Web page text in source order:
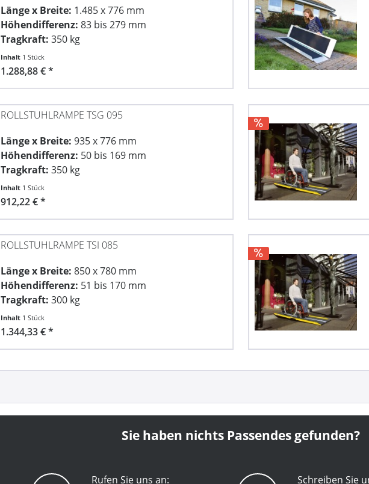
Länge x Breite: 1.485 x 776 mm
Höhendifferenz: 83 bis 279 mm
Tragkraft: 350 kg
Inhalt 1 Stück
1.288,88 € *
ROLLSTUHLRAMPE TSG 095
Länge x Breite: 935 x 776 mm
Höhendifferenz: 50 bis 169 mm
Tragkraft: 350 kg
Inhalt 1 Stück
912,22 € *
ROLLSTUHLRAMPE TSI 085
Länge x Breite: 850 x 780 mm
Höhendifferenz: 51 bis 170 mm
Tragkraft: 300 kg
Inhalt 1 Stück
1.344,33 € *
Sie haben nichts Passendes gefunden?
Rufen Sie uns an: Schreiben Sie